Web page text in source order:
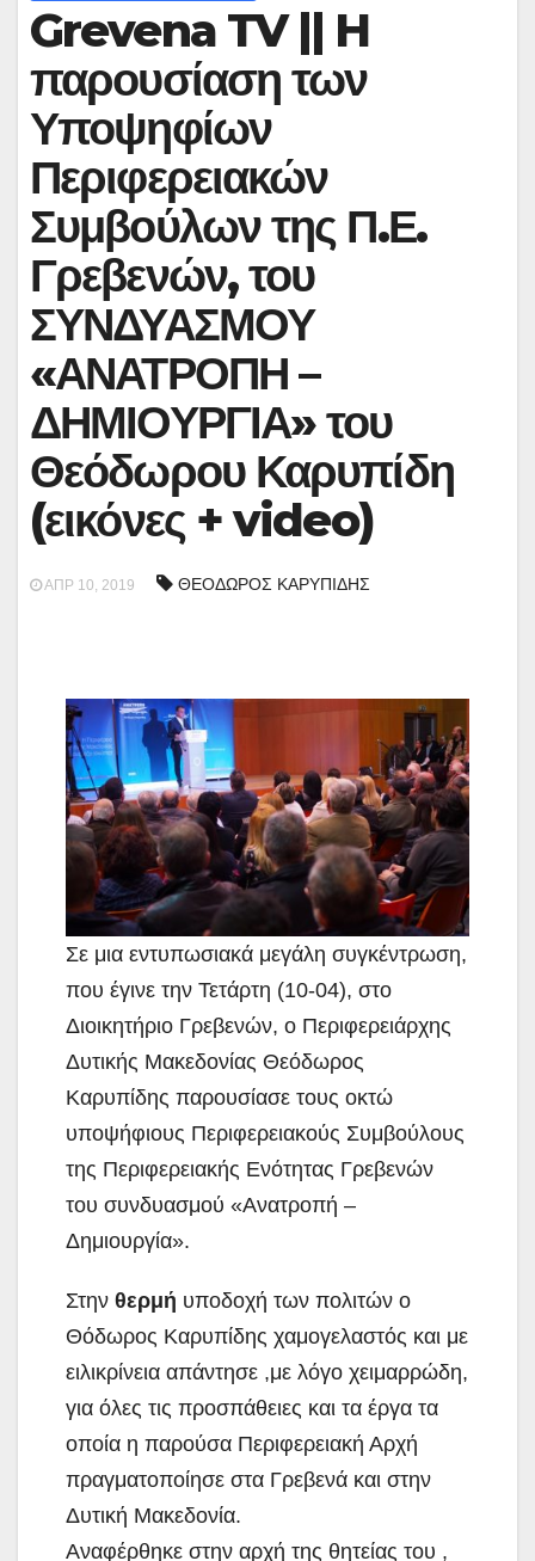
Grevena TV || H
παρουσίαση των
Υποψηφίων
Περιφερειακών
Συμβούλων της Π.Ε.
Γρεβενών, του
ΣΥΝΔΥΑΣΜΟΥ
«ΑΝΑΤΡΟΠΗ –
ΔΗΜΙΟΥΡΓΙΑ» του
Θεόδωρου Καρυπίδη
(εικόνες + video)
ΑΠΡ 10, 2019 ΘΕΟΔΩΡΟΣ ΚΑΡΥΠΙΔΗΣ
Σε μια εντυπωσιακά μεγάλη συγκέντρωση,
που έγινε την Τετάρτη (10-04), στο
Διοικητήριο Γρεβενών, ο Περιφερειάρχης
Δυτικής Μακεδονίας Θεόδωρος
Καρυπίδης παρουσίασε τους οκτώ
υποψήφιους Περιφερειακούς Συμβούλους
της Περιφερειακής Ενότητας Γρεβενών
του συνδυασμού «Ανατροπή –
Δημιουργία».
Στην θερμή υποδοχή των πολιτών ο
Θόδωρος Καρυπίδης χαμογελαστός και με
ειλικρίνεια απάντησε ,με λόγο χειμαρρώδη,
για όλες τις προσπάθειες και τα έργα τα
οποία η παρούσα Περιφερειακή Αρχή
πραγματοποίησε στα Γρεβενά και στην
Δυτική Μακεδονία.
Αναφέρθηκε στην αρχή της θητείας του ,